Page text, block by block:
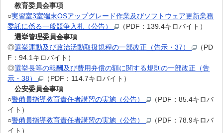
教育委員会事項
○実習室3室端末OSアップグレード作業及びソフトウェア更新業務
委託に係る一般競争入札（公告）
（PDF：139.4キロバイト）
選挙管理委員会事項
◎選挙運動及び政治活動取扱規程の一部改正（告示・37）
（PD
F：94.1キロバイト）
◎選挙長等の報酬及び費用弁償の額に関する規則の一部改正（告
示・38）
（PDF：114.7キロバイト）
公安委員会事項
○警備員指導教育責任者講習の実施（公告）
（PDF：85.4キロバ
イト）
○警備員指導教育責任者講習の実施（公告）
（PDF：78.9キロバ
イト）